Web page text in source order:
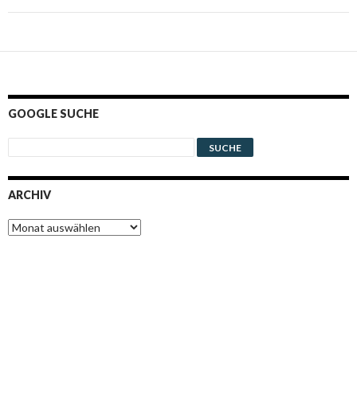
GOOGLE SUCHE
ARCHIV
Archiv